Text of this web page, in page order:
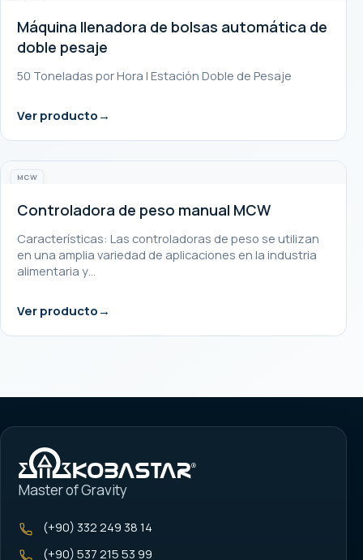
Máquina llenadora de bolsas automática de
doble pesaje
50 Toneladas por Hora | Estación Doble de Pesaje
Ver producto
MCW
Controladora de peso manual MCW
Características: Las controladoras de peso se utilizan
en una amplia variedad de aplicaciones en la industria
alimentaria y…
Ver producto
Master of Gravity
(+90) 332 249 38 14
(+90) 537 215 53 99